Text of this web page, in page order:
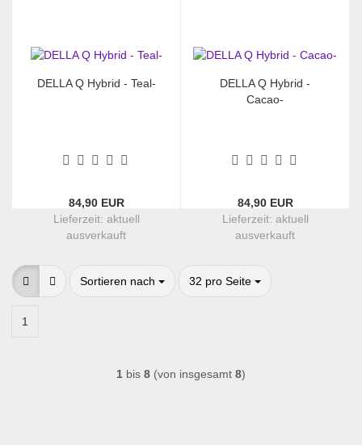
DELLA Q Hybrid - Teal-
84,90 EUR
Lieferzeit: aktuell
ausverkauft
DELLA Q Hybrid -
Cacao-
84,90 EUR
Lieferzeit: aktuell
ausverkauft
Sortieren nach
Sortieren nach 32 pro Seite
pro Seite
1
1 bis 8 (von insgesamt 8)